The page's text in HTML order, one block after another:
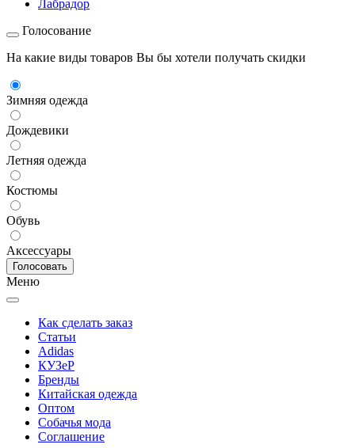
Лабрадор
Голосование
На какие виды товаров Вы бы хотели получать скидки
Зимняя одежда
Дождевики
Летняя одежда
Костюмы
Обувь
Аксессуары
Меню
Как сделать заказ
Статьи
Adidas
КУЗеР
Бренды
Китайская одежда
Оптом
Собачья мода
Соглашение